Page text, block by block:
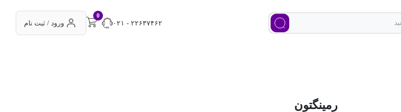
۰۲۱ - ۲۲۶۳۷۴۶۲
0
ورود / ثبت نام
رمینگتون